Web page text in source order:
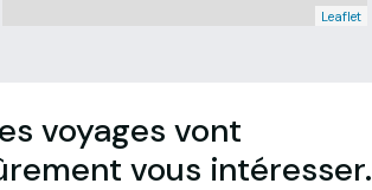
Leaflet
voyages vont
vous intéresser.